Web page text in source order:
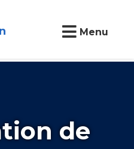
Menu
de